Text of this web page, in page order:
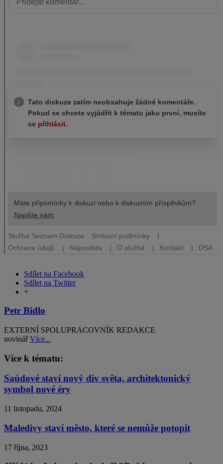
Sdílet na Facebook
Sdílet na Twitter
+
Petr Bidlo
EXTERNÍ SPOLUPRACOVNÍK REDAKCE
novinářVíce...
Více k tématu:
Saúdové staví nový div světa, architektonický
symbol nové éry
11 listopadu, 2024
Maledivy staví město, které se nemůže potopit
17 října, 2023